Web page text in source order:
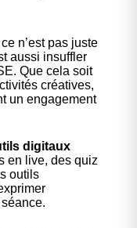
n’est pas juste
aussi insuffler
Que cela soit
créatives,
un engagement
digitaux
en live, des quiz
outils